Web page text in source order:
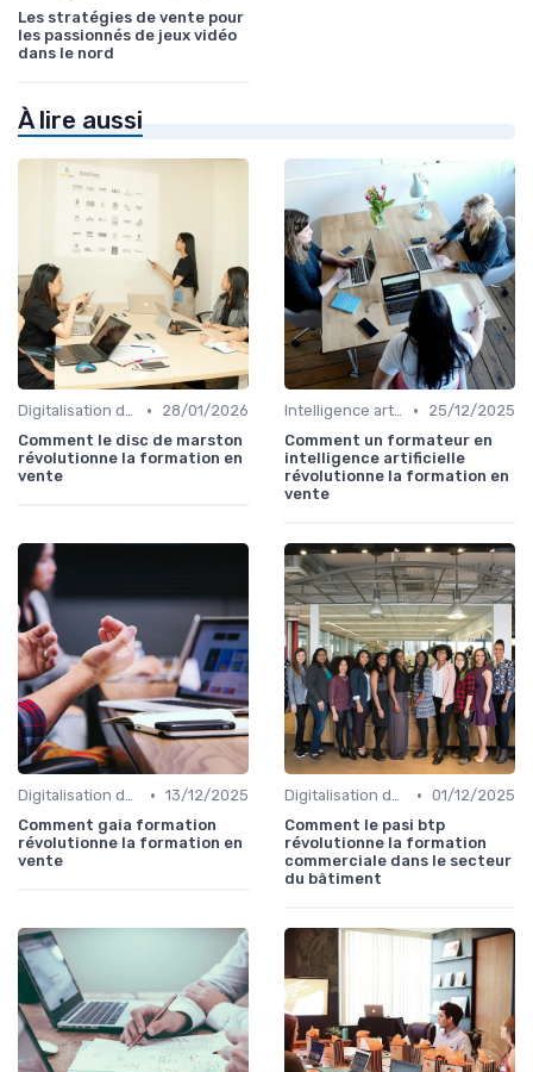
Les stratégies de vente pour
les passionnés de jeux vidéo
dans le nord
À lire aussi
Digitalisation des ventes •
28/01/2026
Comment le disc de marston
révolutionne la formation en
vente
Intelligence artificielle en vente •
25/12/2025
Comment un formateur en
intelligence artificielle
révolutionne la formation en
vente
Digitalisation des ventes • 13/12/2025
Comment gaia formation
révolutionne la formation en
vente
Digitalisation des ventes • 01/12/2025
Comment le pasi btp
révolutionne la formation
commerciale dans le secteur
du bâtiment